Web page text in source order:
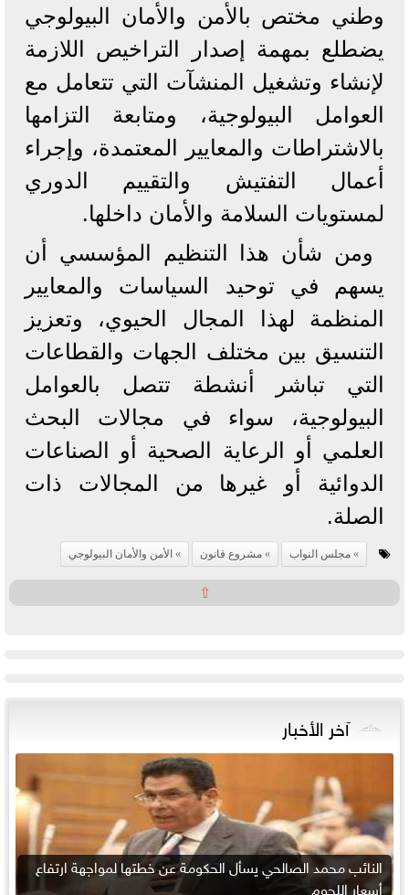
وطني مختص بالأمن والأمان البيولوجي
يضطلع بمهمة إصدار التراخيص اللازمة
لإنشاء وتشغيل المنشآت التي تتعامل مع
العوامل البيولوجية، ومتابعة التزامها
بالاشتراطات والمعايير المعتمدة، وإجراء
أعمال التفتيش والتقييم الدوري
لمستويات السلامة والأمان داخلها.
ومن شأن هذا التنظيم المؤسسي أن
يسهم في توحيد السياسات والمعايير
المنظمة لهذا المجال الحيوي، وتعزيز
التنسيق بين مختلف الجهات والقطاعات
التي تباشر أنشطة تتصل بالعوامل
البيولوجية، سواء في مجالات البحث
العلمي أو الرعاية الصحية أو الصناعات
الدوائية أو غيرها من المجالات ذات
الصلة.
مجلس النواب مشروع قانون الأمن والأمان البيولوجي
⇧
آخر الأخبار
النائب محمد الصالحي يسأل الحكومة عن خطتها لمواجهة ارتفاع
أسعار اللحوم